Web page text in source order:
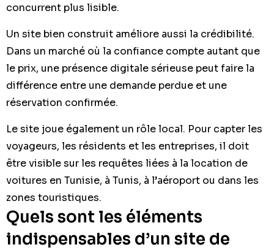
concurrent plus lisible.
Un site bien construit améliore aussi la crédibilité.
Dans un marché où la confiance compte autant que
le prix, une présence digitale sérieuse peut faire la
différence entre une demande perdue et une
réservation confirmée.
Le site joue également un rôle local. Pour capter les
voyageurs, les résidents et les entreprises, il doit
être visible sur les requêtes liées à la location de
voitures en Tunisie, à Tunis, à l’aéroport ou dans les
zones touristiques.
Quels sont les éléments
indispensables d’un site de